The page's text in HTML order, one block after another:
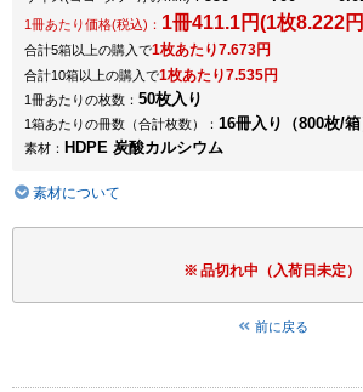
1冊あたり価格(税込)： 1冊411.1円(1枚8.222
合計5箱以上の購入で1枚あたり7.673円
合計10箱以上の購入で1枚あたり7.535円
1冊あたりの枚数： 50枚入り
1箱あたりの冊数（合計枚数）： 16冊入り（800枚/箱
素材： HDPE 炭酸カルシウム
素材について
品切れ中（入荷日未定）
前に戻る